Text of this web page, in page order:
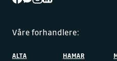
Våre forhandlere:
ALTA
HAMAR